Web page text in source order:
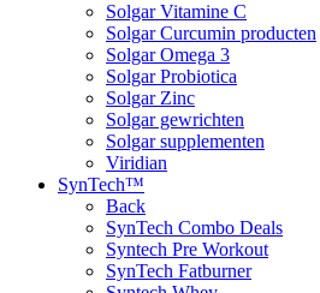
Solgar Vitamine C
Solgar Curcumin producten
Solgar Omega 3
Solgar Probiotica
Solgar Zinc
Solgar gewrichten
Solgar supplementen
Viridian
SynTech™
Back
SynTech Combo Deals
Syntech Pre Workout
SynTech Fatburner